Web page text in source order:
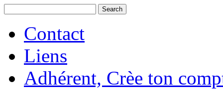
Contact
Liens
Adhérent, Crèe ton